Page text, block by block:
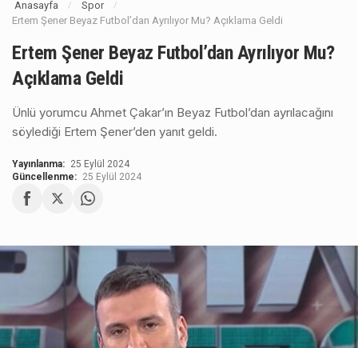
Anasayfa / Spor /
Ertem Şener Beyaz Futbol’dan Ayrılıyor Mu? Açıklama Geldi
Ertem Şener Beyaz Futbol’dan Ayrılıyor Mu?
Açıklama Geldi
Ünlü yorumcu Ahmet Çakar’ın Beyaz Futbol’dan ayrılacağını
söylediği Ertem Şener’den yanıt geldi.
Yayınlanma: 25 Eylül 2024
Güncellenme: 25 Eylül 2024